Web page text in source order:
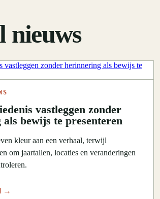
nieuws
vastleggen zonder
bewijs te presenteren
kleur aan een verhaal, terwijl
om jaartallen, locaties en veranderingen
→